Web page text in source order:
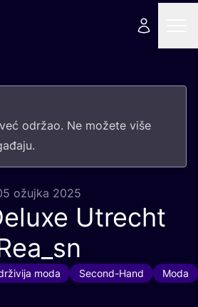
odr­žao. Ne može­te više
ožujka 2025
Utrecht
moda Second-Hand Moda